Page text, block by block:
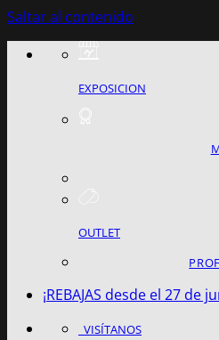
Saltar al contenido
EXPOSICION
OUTLET
¡REBAJAS desde el 27 de
VISÍTANOS